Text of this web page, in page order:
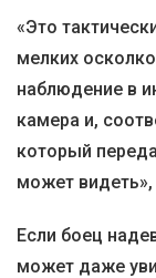
«Это
мелких
наблюдение в
камера и,
который
может
Если боец
может даже